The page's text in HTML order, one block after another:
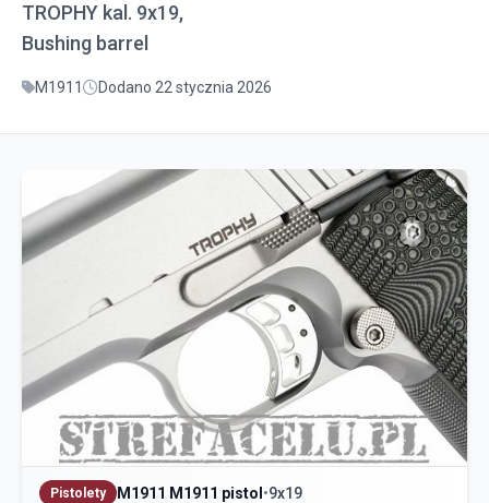
TROPHY kal. 9x19,
Bushing barrel
M1911 Dodano 22 stycznia 2026
Pistolety M1911 M1911 pistol •9x19